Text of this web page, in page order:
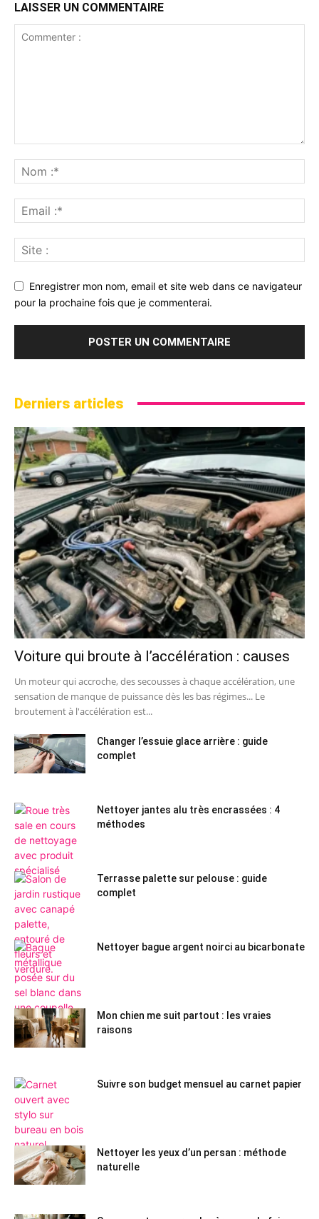
LAISSER UN COMMENTAIRE
Enregistrer mon nom, email et site web dans ce navigateur
pour la prochaine fois que je commenterai.
Derniers articles
Voiture qui broute à l’accélération : causes
Un moteur qui accroche, des secousses à chaque accélération, une
sensation de manque de puissance dès les bas régimes... Le
broutement à l'accélération est...
Changer l’essuie glace arrière : guide
complet
Nettoyer jantes alu très encrassées : 4
méthodes
Terrasse palette sur pelouse : guide
complet
Nettoyer bague argent noirci au bicarbonate
Mon chien me suit partout : les vraies
raisons
Suivre son budget mensuel au carnet papier
Nettoyer les yeux d’un persan : méthode
naturelle